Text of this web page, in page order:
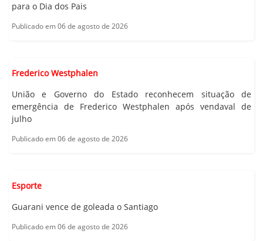
para o Dia dos Pais
Publicado em 06 de agosto de 2026
Frederico Westphalen
União e Governo do Estado reconhecem situação de
emergência de Frederico Westphalen após vendaval de
julho
Publicado em 06 de agosto de 2026
Esporte
Guarani vence de goleada o Santiago
Publicado em 06 de agosto de 2026